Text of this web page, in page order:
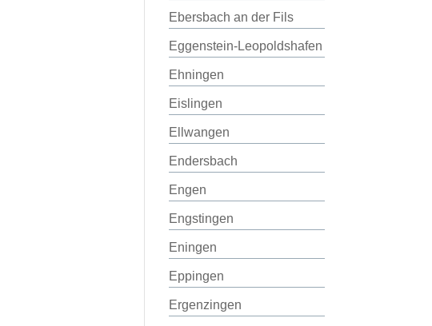
Ebersbach an der Fils
Eggenstein-Leopoldshafen
Ehningen
Eislingen
Ellwangen
Endersbach
Engen
Engstingen
Eningen
Eppingen
Ergenzingen